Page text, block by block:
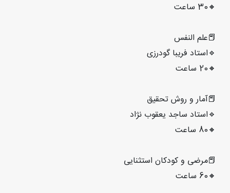
🔸30 ساعت
📕علم النفس
🔹استاد فریبا گودرزی
🔸20 ساعت
📕آمار و روش تحقیق
🔹استاد ساجد یعقوب نژاد
🔸80 ساعت
📕مرضی و کودکان استثنایی
🔸60 ساعت